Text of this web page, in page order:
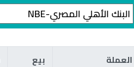
العملة بيع العملة بيع